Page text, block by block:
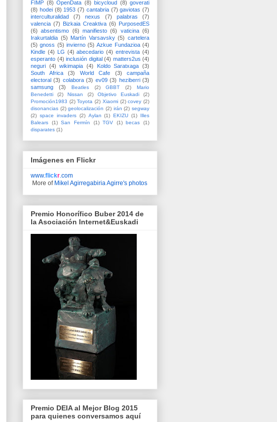
FIMP (8) OpenData (8) bicycloud (8) goverati
(8) hodei (8) 1953 (7) cantabria (7) gaviotas (7)
interculturalidad
(7) nexus (7) palabras
(7)
valencia (7) Bizkaia Creaktiva (6) PurposedES
(6)
absentismo (6) manifiesto (6) vaticina (6)
Irakurtaldia (5) Martín Varsavsky (5) cartelera
(5) gnoss (5) invierno (5) Azkue Fundazioa (4)
Kindle (4) LG (4) abecedario (4) entrevista (4)
esperanto (4) inclusión digital (4) matters2us (4)
neguri (4) wikimapia (4) Koldo Saratxaga (3)
South Africa
(3) World Cafe (3)
campaña
electoral (3) colabora (3) ev09 (3) heziberri (3)
samsung
(3) Beatles (2) GBBT (2)
Mario
Benedetti
(2) Nissan (2) Objetivo Euskadi
(2)
Promoción1983 (2) Toyota (2) Xiaomi (2) covey (2)
disonancias (2) geolocalización (2) irán (2) segway
(2) space invaders (2) Aylan (1) EKIZU (1)
Illes
Balears
(1) San Fermín (1) TGV (1) becas
(1)
disparates (1)
Imágenes en Flickr
www.flickr .com
More of Mikel Agirregabiria Agirre's photos
Premio Honorífico Buber 2014 de
la Asociación Internet&Euskadi
Premio DEIA al Mejor Blog 2015
para quienes conversamos aquí